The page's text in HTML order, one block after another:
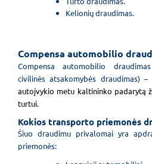
Kelionių draudimas.
Compensa automobilio
Compensa automobilio
civilinės atsakomybės draudimas) –
autoįvykio metu kaltininko padarytą
turtui.
Kokios transporto priemonės
Šiuo draudimu privalomai yra
priemonės: